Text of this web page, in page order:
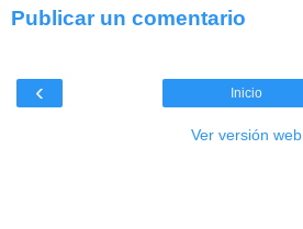
Publicar un comentario
‹ Inicio
Ver versión web